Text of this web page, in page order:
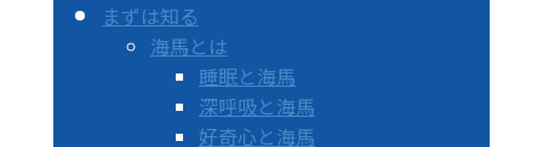
まずは知る
海馬とは
睡眠と海馬
深呼吸と海馬
好奇心と海馬